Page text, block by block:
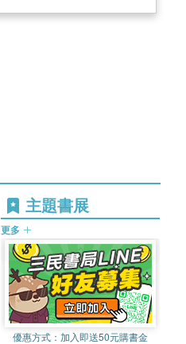
主題書展
更多
優惠方式： 加入即送50元購書金